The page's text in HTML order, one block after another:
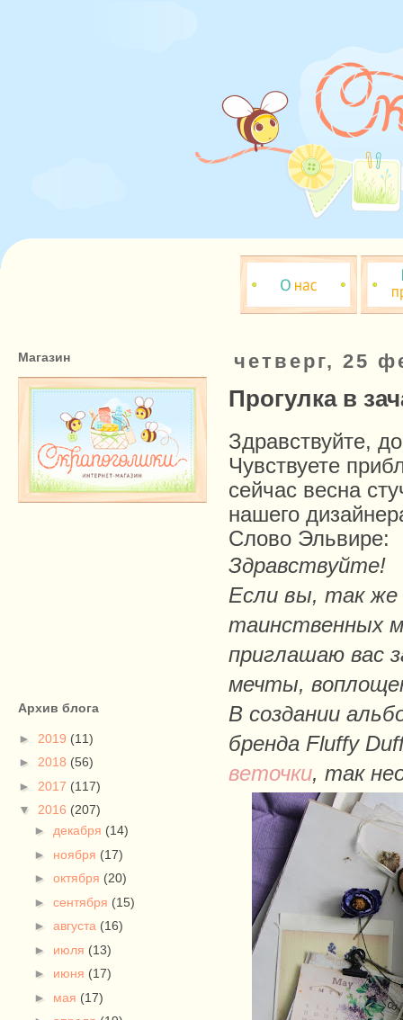
четверг, 25
Прогулка в
Здравствуйте,
Чувствуете
сейчас весна
нашего
Слово Эльвире:
Здравствуйте!
Если вы, так же
таинственных
приглашаю вас
мечты,
В создании
бренда Fluffy
веточки, так
Магазин
Архив блога
► 2019 (11)
► 2018 (56)
► 2017 (117)
▼ 2016 (207)
► декабря (14)
► ноября (17)
► октября (20)
► сентября (15)
► августа (16)
► июля (13)
► июня (17)
► мая (17)